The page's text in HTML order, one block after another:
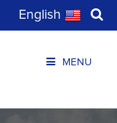
English
MENU